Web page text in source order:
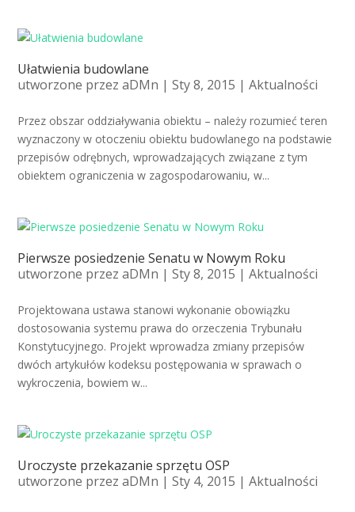
Ułatwienia budowlane
utworzone przezaDMn | Sty 8, 2015 |Aktualności
Przez obszar oddziaływania obiektu – należy rozumieć teren
wyznaczony w otoczeniu obiektu budowlanego na podstawie
przepisów odrębnych, wprowadzających związane z tym
obiektem ograniczenia w zagospodarowaniu, w...
Pierwsze posiedzenie Senatu w Nowym Roku
utworzone przezaDMn | Sty 8, 2015 |Aktualności
Projektowana ustawa stanowi wykonanie obowiązku
dostosowania systemu prawa do orzeczenia Trybunału
Konstytucyjnego. Projekt wprowadza zmiany przepisów
dwóch artykułów kodeksu postępowania w sprawach o
wykroczenia, bowiem w...
Uroczyste przekazanie sprzętu OSP
utworzone przezaDMn | Sty 4, 2015 |Aktualności